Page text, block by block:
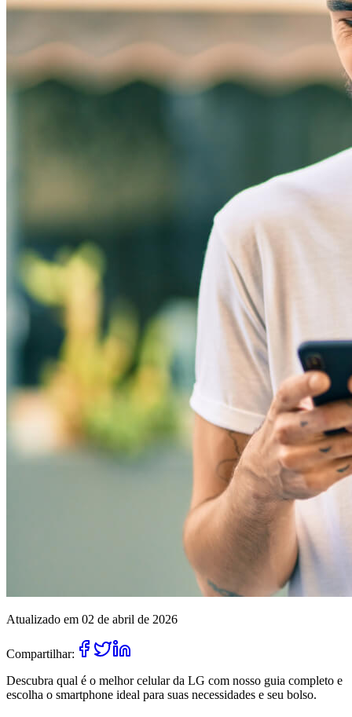
Atualizado em 02 de abril de 2026
Compartilhar:
Descubra qual é o melhor celular da LG com nosso guia completo e
escolha o smartphone ideal para suas necessidades e seu bolso.